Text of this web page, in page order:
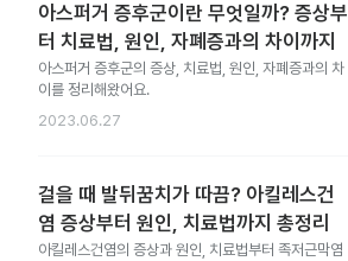
아스퍼거 증후군이란 무엇일까? 증상부
터 치료법, 원인, 자폐증과의 차이까지
아스퍼거 증후군의 증상, 치료법, 원인, 자폐증과의 차
이를 정리해왔어요.
2023.06.27
걸을 때 발뒤꿈치가 따끔? 아킬레스건
염 증상부터 원인, 치료법까지 총정리
아킬레스건염의 증상과 원인, 치료법부터 족저근막염